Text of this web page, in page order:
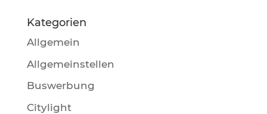
Kategorien
Allgemein
Allgemeinstellen
Buswerbung
Citylight